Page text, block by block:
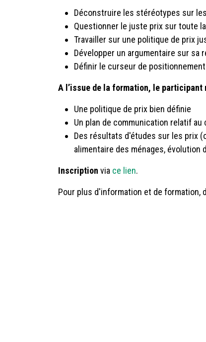
Déconstruire les stéréotypes sur
Questionner le juste prix sur toute
Travailler sur une politique de prix
Développer un argumentaire sur sa
Définir le curseur de
A l’issue de la formation, le
Une politique de prix bien définie
Un plan de communication relatif
Des résultats d'études sur les prix
alimentaire des ménages,
Inscription via ce lien.
Pour plus d'information et de formation,